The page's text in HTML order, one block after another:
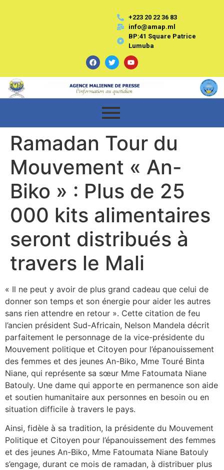
+223 20 22 36 83
info@amap.ml
BP:41 Square Patrice
Lumuba
Ramadan Tour du
Mouvement « An-
Biko » : Plus de 25
000 kits alimentaires
seront distribués à
travers le Mali
« Il ne peut y avoir de plus grand cadeau que celui de
donner son temps et son énergie pour aider les autres
sans rien attendre en retour ». Cette citation de feu
l’ancien président Sud-Africain, Nelson Mandela décrit
parfaitement le personnage de la vice-présidente du
Mouvement politique et Citoyen pour l’épanouissement
des femmes et des jeunes An-Biko, Mme Touré Binta
Niane, qui représente sa sœur Mme Fatoumata Niane
Batouly. Une dame qui apporte en permanence son aide
et soutien humanitaire aux personnes en besoin ou en
situation difficile à travers le pays.
Ainsi, fidèle à sa tradition, la présidente du Mouvement
Politique et Citoyen pour l’épanouissement des femmes
et des jeunes An-Biko, Mme Fatoumata Niane Batouly
s’engage, durant ce mois de ramadan, à distribuer plus